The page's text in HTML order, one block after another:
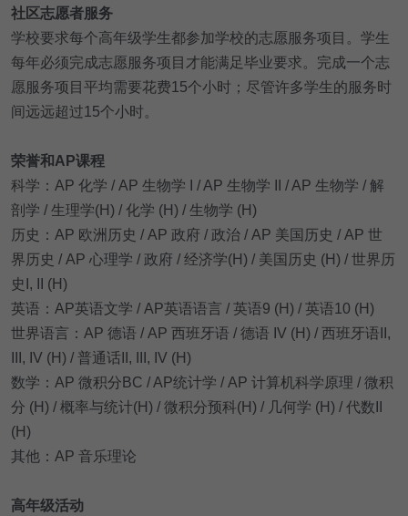
社区志愿者服务
学校要求每个高年级学生都参加学校的志愿服务项目。学生
每年必须完成志愿服务项目才能满足毕业要求。完成一个志
愿服务项目平均需要花费15个小时；尽管许多学生的服务时
间远远超过15个小时。
荣誉和AP课程
科学：AP 化学 / AP 生物学 I / AP 生物学 II / AP 生物学 / 解
剖学 / 生理学(H) / 化学 (H) / 生物学 (H)
历史：AP 欧洲历史 / AP 政府 / 政治 / AP 美国历史 / AP 世
界历史 / AP 心理学 / 政府 / 经济学(H) / 美国历史 (H) / 世界历
史I, II (H)
英语：AP英语文学 / AP英语语言 / 英语9 (H) / 英语10 (H)
世界语言：AP 德语 / AP 西班牙语 / 德语 IV (H) / 西班牙语II,
III, IV (H) / 普通话II, III, IV (H)
数学：AP 微积分BC / AP统计学 / AP 计算机科学原理 / 微积
分 (H) / 概率与统计(H) / 微积分预科(H) / 几何学 (H) / 代数II
(H)
其他：AP 音乐理论
高年级活动